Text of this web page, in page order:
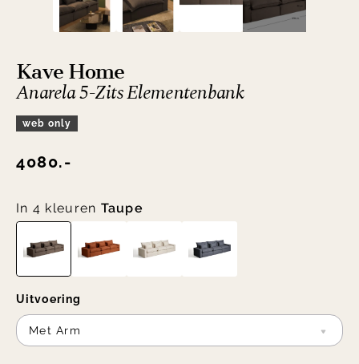
Kave Home
Anarela 5-Zits Elementenbank
web only
4080.-
In 4 kleuren Taupe
Uitvoering
Met Arm